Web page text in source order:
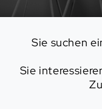
Sie suchen
Sie